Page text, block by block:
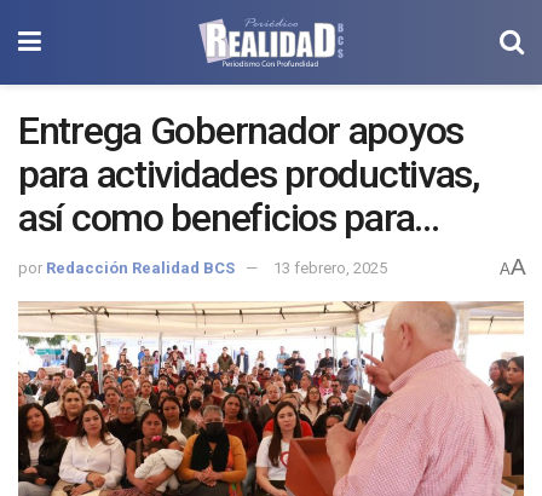
Entrega Gobernador apoyos
para actividades productivas,
así como beneficios para
mejorar la atención a la salud
por Redacción Realidad BCS 13 febrero, 2025 AA